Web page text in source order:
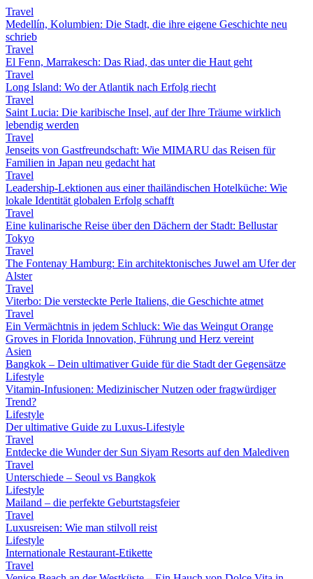
Travel
Medellín, Kolumbien: Die Stadt, die ihre eigene Geschichte neu
schrieb
Travel
El Fenn, Marrakesch: Das Riad, das unter die Haut geht
Travel
Long Island: Wo der Atlantik nach Erfolg riecht
Travel
Saint Lucia: Die karibische Insel, auf der Ihre Träume wirklich
lebendig werden
Travel
Jenseits von Gastfreundschaft: Wie MIMARU das Reisen für
Familien in Japan neu gedacht hat
Travel
Leadership-Lektionen aus einer thailändischen Hotelküche: Wie
lokale Identität globalen Erfolg schafft
Travel
Eine kulinarische Reise über den Dächern der Stadt: Bellustar
Tokyo
Travel
The Fontenay Hamburg: Ein architektonisches Juwel am Ufer der
Alster
Travel
Viterbo: Die versteckte Perle Italiens, die Geschichte atmet
Travel
Ein Vermächtnis in jedem Schluck: Wie das Weingut Orange
Groves in Florida Innovation, Führung und Herz vereint
Asien
Bangkok – Dein ultimativer Guide für die Stadt der Gegensätze
Lifestyle
Vitamin-Infusionen: Medizinischer Nutzen oder fragwürdiger
Trend?
Lifestyle
Der ultimative Guide zu Luxus-Lifestyle
Travel
Entdecke die Wunder der Sun Siyam Resorts auf den Malediven
Travel
Unterschiede – Seoul vs Bangkok
Lifestyle
Mailand – die perfekte Geburtstagsfeier
Travel
Luxusreisen: Wie man stilvoll reist
Lifestyle
Internationale Restaurant-Etikette
Travel